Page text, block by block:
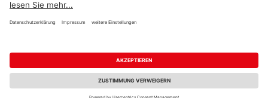
Impressum AGB Widerruf
Datenschutz
Reservierungsbedingungen
Vertrag widerrufen